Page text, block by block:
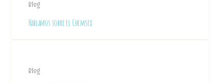
Blog
Hablamos sobre el Chemsex
Blog